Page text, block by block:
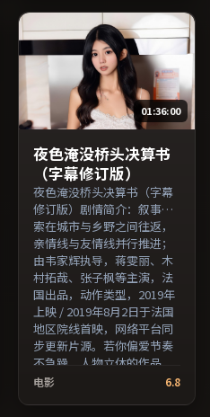
腾、周冬雨、役所广司等主
演，澳大利亚出品，动作类
型，2022年上映 / 2022年9
月6日于澳大利亚地区院线首
映，网络平台同步更新片
源。适合希望获得情感共鸣
与现实思考的观众在线高清
观看。（国产影视资源大全
免费条目索引，支持片名与
演员交叉检索。）
01:36:00
夜色淹没桥头决算书
（字幕修订版）
夜色淹没桥头决算书（字幕
修订版）剧情简介：叙事线
索在城市与乡野之间往返，
亲情线与友情线并行推进；
由韦家辉执导，蒋雯丽、木
村拓哉、张子枫等主演，法
国出品，动作类型，2019年
上映 / 2019年8月2日于法国
地区院线首映，网络平台同
步更新片源。若你偏爱节奏
不急躁、人物立体的作品，
值得一看。（国产影视资源
电影 6.8